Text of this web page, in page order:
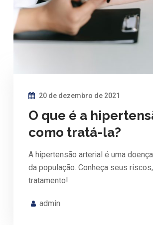
20 de dezembro de 2021
O que é a
como tratá-la?
A hipertensão arterial é uma
da população. Conheça seus
tratamento!
admin